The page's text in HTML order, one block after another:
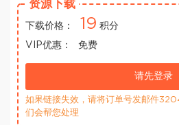
资源下载
下载价格： 19 积分
VIP优惠：
免费
请先登录
如果链接失效，请将订单号发邮件
们会帮您处理